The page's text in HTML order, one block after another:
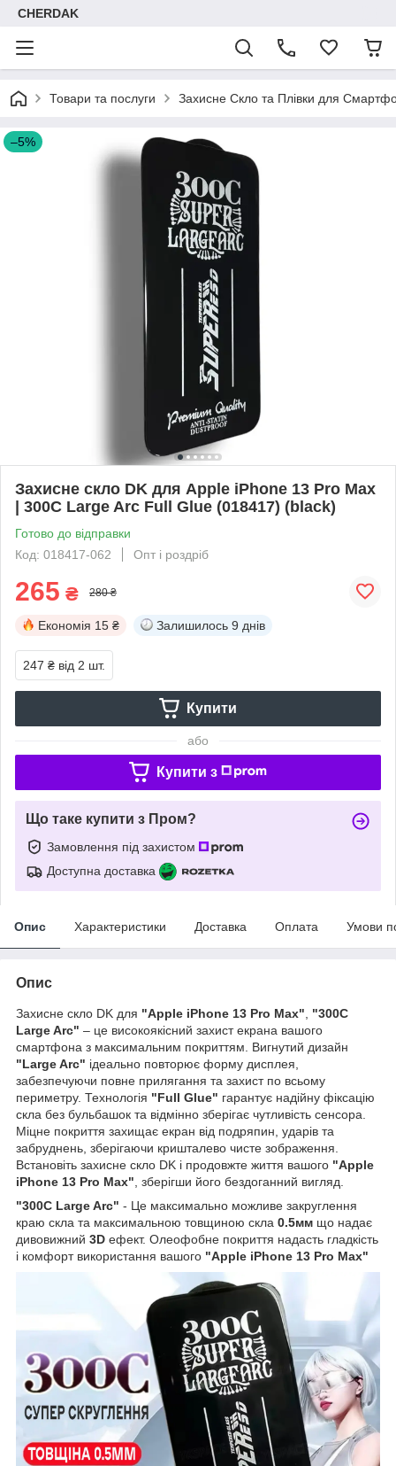
CHERDAK
Товари та послуги Захисне Скло та Плівки для
–5%
Захисне скло DK для Apple iPhone 13 Pro Max
| 300C Large Arc Full Glue (018417) (black)
Готово до відправки
Код: 018417-062
Опт і роздріб
265 ₴ 280 ₴
Економія 15 ₴ Залишилось 9 днів
247 ₴ від 2 шт.
Купити
або
Купити з
Що таке купити з Пром?
Замовлення під захистом
Доступна доставка
Опис Характеристики Доставка Оплата Умови
Опис
Захисне скло DK для "Apple iPhone 13 Pro Max"
"300C
Large Arc" – це високоякісний захист екрана вашого
смартфона з максимальним покриттям. Вигнутий дизайн
"Large Arc" ідеально повторює форму дисплея,
забезпечуючи повне прилягання та захист по всьому
периметру. Технологія "Full Glue" гарантує надійну фіксацію
скла без бульбашок та відмінно зберігає чутливість сенсора.
Міцне покриття захищає екран від подряпин, ударів та
забруднень, зберігаючи кришталево чисте зображення.
Встановіть захисне скло DK і продовжте життя вашого "Apple
iPhone 13 Pro Max" , зберігши його бездоганний вигляд.
"300C Large Arc" - Це максимально можливе закруглення
краю скла та максимальною товщиною скла 0.5мм що надає
дивовижний 3D ефект. Олеофобне покриття надасть гладкість
і комфорт використання вашого "Apple iPhone 13 Pro Max"